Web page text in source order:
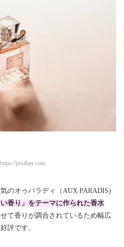
https://pixabay.com
のオゥパラディ（AUX PARADIS)
い香り」をテーマに作られた香水
て香りが調合されているため幅広
評です。